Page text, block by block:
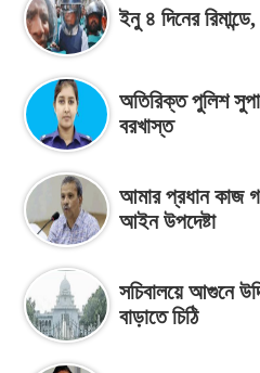
ইনু ৪ দিনের
অতিরিক্ত পুলিশ
বরখাস্ত
আমার প্রধান কাজ
আইন উপদেষ্টা
সচিবালয়ে আগুনে
বাড়াতে চিঠি